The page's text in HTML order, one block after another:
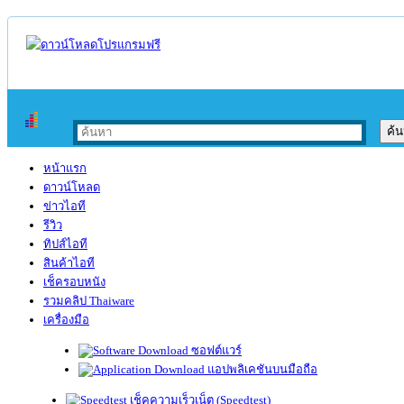
หน้าแรก
ดาวน์โหลด
ข่าวไอที
รีวิว
ทิปส์ไอที
สินค้าไอที
เช็ครอบหนัง
รวมคลิป Thaiware
เครื่องมือ
ซอฟต์แวร์
แอปพลิเคชันบนมือถือ
เช็คความเร็วเน็ต (Speedtest)